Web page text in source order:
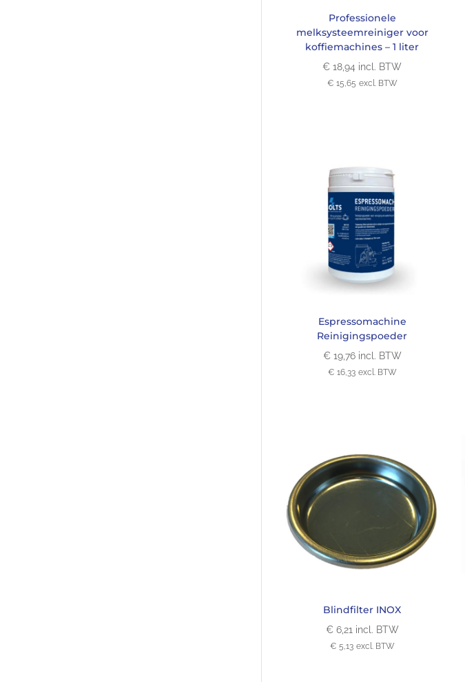
Professionele
melksysteemreiniger voor
koffiemachines – 1 liter
€ 18,94 incl. BTW
€ 15,65 excl. BTW
Espressomachine
Reinigingspoeder
€19,76 incl. BTW
€ 16,33 excl. BTW
Blindfilter INOX
€6,21 incl. BTW
€ 5,13 excl. BTW